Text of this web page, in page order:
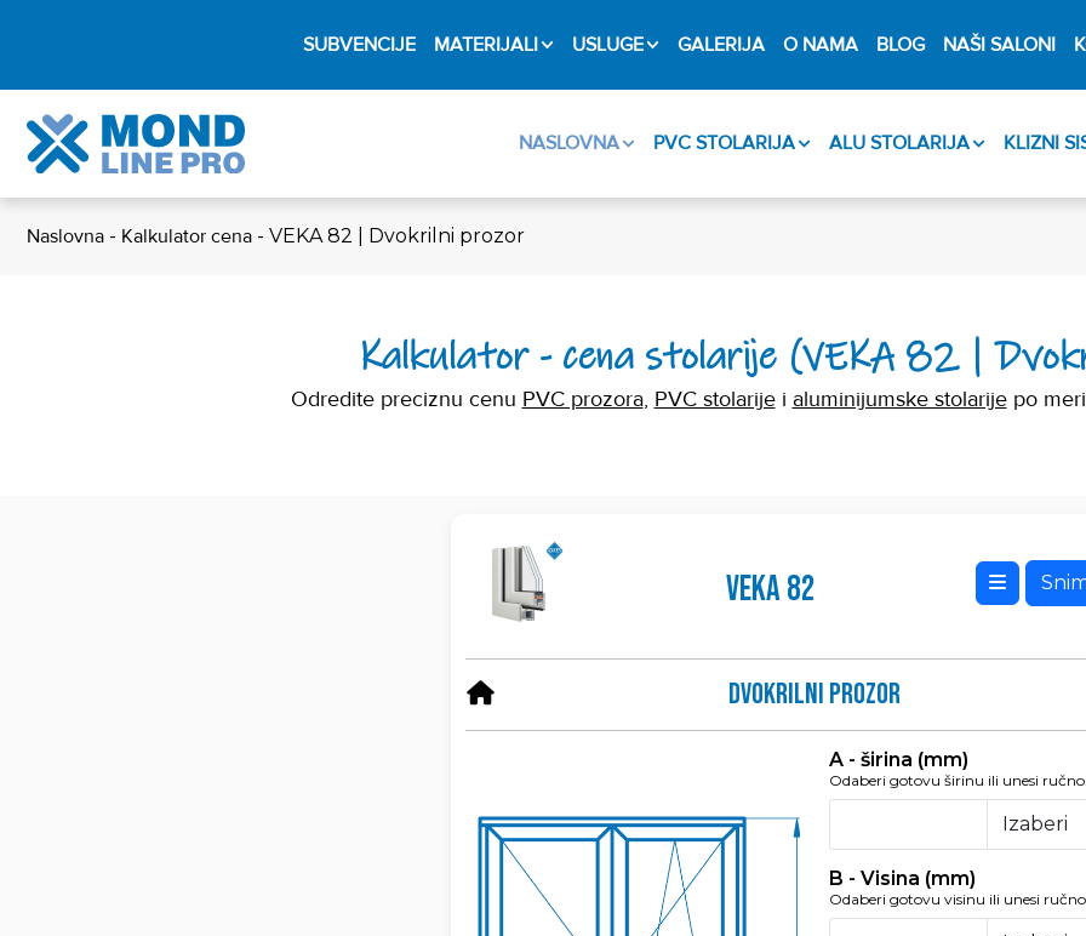
SUBVENCIJE MATERIJALI USLUGE GALERIJA O NAMA BLOG NAŠI SALONI
NASLOVNA PVC STOLARIJA ALU STOLARIJA KLIZNI
Naslovna - Kalkulator cena - VEKA 82 | Dvokrilni prozor
Kalkulator - cena stolarije (VEKA 82 |
Odredite preciznu cenu PVC prozora, PVC stolarijei aluminijumske stolarijepo meri
VEKA 82
Dvokrilni prozor
A - širina (mm)
Odaberi gotovu širinu ili unesi ručno.
B - Visina (mm)
Odaberi gotovu visinu ili unesi ručno.